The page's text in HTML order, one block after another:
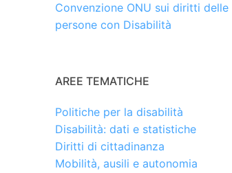
Convenzione ONU sui diritti delle
persone con Disabilità
AREE TEMATICHE
Politiche per la disabilità
Disabilità: dati e statistiche
Diritti di cittadinanza
Mobilità, ausili e autonomia